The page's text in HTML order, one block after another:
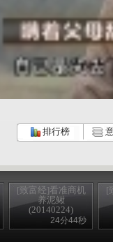
排行榜
[致富经]看准商机
养泥鳅
(20140224)
24分44秒
[